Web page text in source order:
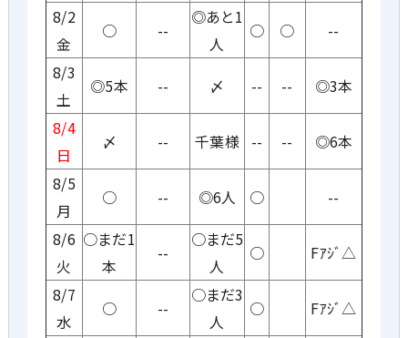
8/2
金
○ --
◎あと1
人
○ ○
--
8/3
土
◎5本 -- 〆 -- --
◎3本
8/4
日
〆 -- 千葉様 -- --
◎6本
8/5
月
○ -- ◎6人 ○
--
8/6
火
○まだ1
本
--
○まだ5
人
○
Fｱｼﾞ△
8/7
水
○ --
○まだ3
人
○
Fｱｼﾞ△